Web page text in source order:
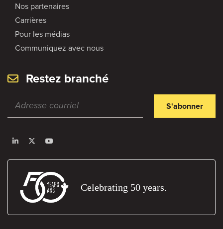
Nos partenaires
Carrières
Pour les médias
Communiquez avec nous
Restez branché
S'abonner
Celebrating 50 years.